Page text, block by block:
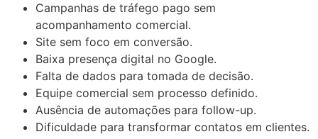
Campanhas de tráfego pago sem
acompanhamento comercial.
Site sem foco em conversão.
Baixa presença digital no Google.
Falta de dados para tomada de decisão.
Equipe comercial sem processo definido.
Ausência de automações para follow-up.
Dificuldade para transformar contatos em clientes.